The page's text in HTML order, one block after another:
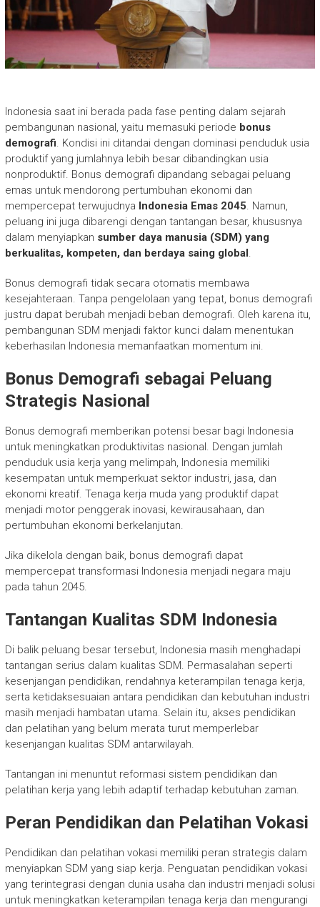
Indonesia saat ini berada pada fase penting dalam sejarah
pembangunan nasional, yaitu memasuki periode bonus
demografi. Kondisi ini ditandai dengan dominasi penduduk usia
produktif yang jumlahnya lebih besar dibandingkan usia
nonproduktif. Bonus demografi dipandang sebagai peluang
emas untuk mendorong pertumbuhan ekonomi dan
mempercepat terwujudnya Indonesia Emas 2045. Namun,
peluang ini juga dibarengi dengan tantangan besar, khususnya
dalam menyiapkan sumber daya manusia (SDM) yang
berkualitas, kompeten, dan berdaya saing global.
Bonus demografi tidak secara otomatis membawa
kesejahteraan. Tanpa pengelolaan yang tepat, bonus demografi
justru dapat berubah menjadi beban demografi. Oleh karena itu,
pembangunan SDM menjadi faktor kunci dalam menentukan
keberhasilan Indonesia memanfaatkan momentum ini.
Bonus Demografi sebagai Peluang
Strategis Nasional
Bonus demografi memberikan potensi besar bagi Indonesia
untuk meningkatkan produktivitas nasional. Dengan jumlah
penduduk usia kerja yang melimpah, Indonesia memiliki
kesempatan untuk memperkuat sektor industri, jasa, dan
ekonomi kreatif. Tenaga kerja muda yang produktif dapat
menjadi motor penggerak inovasi, kewirausahaan, dan
pertumbuhan ekonomi berkelanjutan.
Jika dikelola dengan baik, bonus demografi dapat
mempercepat transformasi Indonesia menjadi negara maju
pada tahun 2045.
Tantangan Kualitas SDM Indonesia
Di balik peluang besar tersebut, Indonesia masih menghadapi
tantangan serius dalam kualitas SDM. Permasalahan seperti
kesenjangan pendidikan, rendahnya keterampilan tenaga kerja,
serta ketidaksesuaian antara pendidikan dan kebutuhan industri
masih menjadi hambatan utama. Selain itu, akses pendidikan
dan pelatihan yang belum merata turut memperlebar
kesenjangan kualitas SDM antarwilayah.
Tantangan ini menuntut reformasi sistem pendidikan dan
pelatihan kerja yang lebih adaptif terhadap kebutuhan zaman.
Peran Pendidikan dan Pelatihan Vokasi
Pendidikan dan pelatihan vokasi memiliki peran strategis dalam
menyiapkan SDM yang siap kerja. Penguatan pendidikan vokasi
yang terintegrasi dengan dunia usaha dan industri menjadi solusi
untuk meningkatkan keterampilan tenaga kerja dan mengurangi